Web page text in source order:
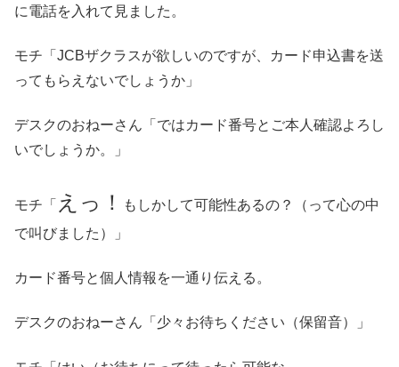
に電話を入れて見ました。
モチ「JCBザクラスが欲しいのですが、カード申込書を送
ってもらえないでしょうか」
デスクのおねーさん「ではカード番号とご本人確認よろし
いでしょうか。」
モチ「 えっ！
もしかして可能性あるの？（って心の中
で叫びました）」
カード番号と個人情報を一通り伝える。
デスクのおねーさん「少々お待ちください（保留音）」